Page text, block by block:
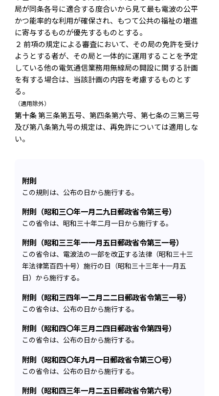
局が同条各号に適合する度合いから見て最も電波の公平
かつ能率的な利用が確保され、もつて公共の福祉の増進
に寄与するものが優先するものとする。
２ 前項の規定による審査において、その局の免許を受け
ようとする者が、その局と一体的に運用することを予定
している他の電気通信業務用無線局の開設に関する計画
を有する場合は、当該計画の内容を考慮するものとす
る。
（適用除外）
第十条第三条第五号、第四条第六号、第七条の三第三号
及び第八条第九号の規定は、再免許については適用しな
い。
附則
この規則は、公布の日から施行する。
附則（昭和三〇年一月二九日郵政省令第三号）
この省令は、昭和三十年二月一日から施行する。
附則（昭和三三年一一月五日郵政省令第三一号）
この省令は、電波法の一部を改正する法律（昭和三十三
年法律第百四十号）施行の日（昭和三十三年十一月五
日）から施行する。
附則（昭和三四年一二月二二日郵政省令第三一号）
この省令は、公布の日から施行する。
附則（昭和四〇年三月二四日郵政省令第四号）
この省令は、公布の日から施行する。
附則（昭和四〇年九月一日郵政省令第三〇号）
この省令は、公布の日から施行する。
附則（昭和四三年一月二五日郵政省令第六号）